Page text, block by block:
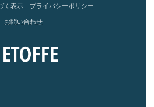
く表示 プライバシーポリシー
お問い合わせ